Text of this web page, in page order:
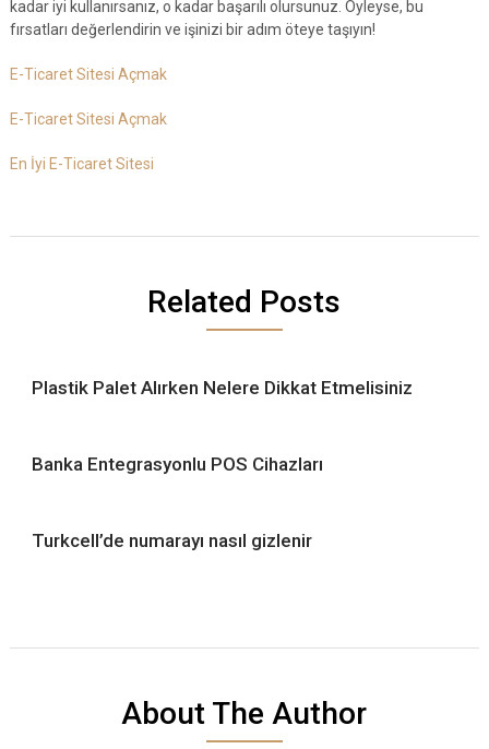
kadar iyi kullanırsanız, o kadar başarılı olursunuz. Öyleyse, bu
fırsatları değerlendirin ve işinizi bir adım öteye taşıyın!
E-Ticaret Sitesi Açmak
E-Ticaret Sitesi Açmak
En İyi E-Ticaret Sitesi
Related Posts
Plastik Palet Alırken Nelere Dikkat Etmelisiniz
Banka Entegrasyonlu POS Cihazları
Turkcell’de numarayı nasıl gizlenir
About The Author